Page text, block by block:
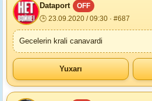
Dataport
OFF
🕒 23.09.2020 / 09:30 · #687
Gecelerin krali canavardi
Yuxarı